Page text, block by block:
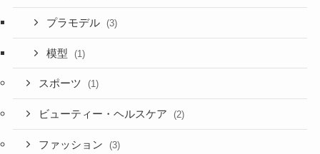
プラモデル (3)
模型 (1)
スポーツ (1)
ビューティー・ヘルスケア (2)
ファッション (3)